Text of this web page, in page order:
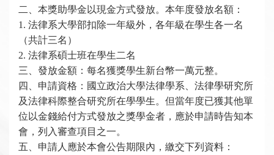
二、本獎助學金以現金方式發放。本年度發放名額：
1. 法律系大學部扣除一年級外，各年級在學生各一名
（共計三名）
2. 法律系碩士班在學生二名
三、發放金額：每名獲獎學生新台幣一萬元整。
四、申請資格：國立政治大學法律學系、法律學研究所
及法律科際整合研究所在學學生。但當年度已獲其他單
位以金錢給付方式發放之獎學金者，應於申請時告知本
會，列入審查項目之一。
五、申請人應於本會公告期限內，繳交下列資料：